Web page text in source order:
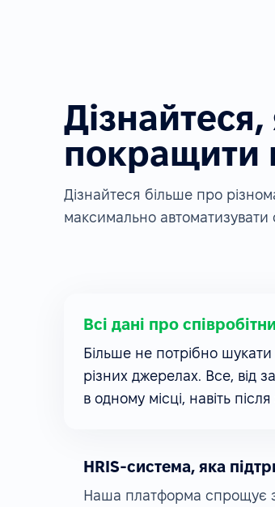
покращити
Дізнайтеся більше про
максимально
Всі дані про
Більше не потрібно шукати
різних джерелах. Все, від
в одному місці, навіть
HRIS-система, яка
Наша платформа спрощує